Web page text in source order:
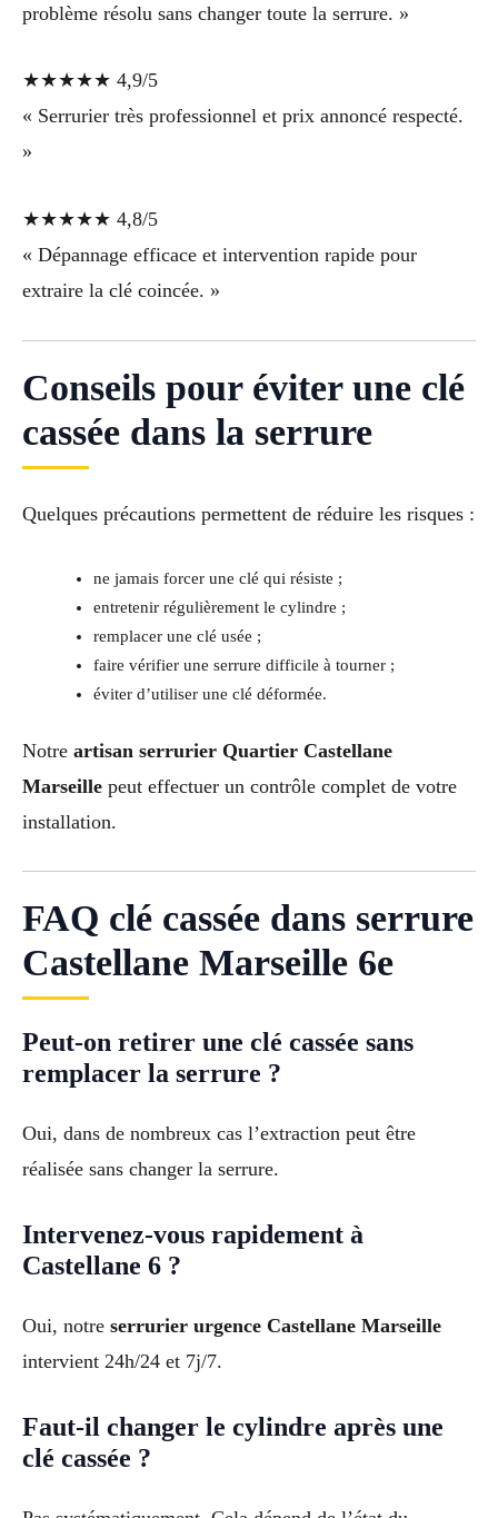
problème résolu sans changer toute la serrure. »
★★★★★ 4,9/5
« Serrurier très professionnel et prix annoncé respecté.
»
★★★★★ 4,8/5
« Dépannage efficace et intervention rapide pour
extraire la clé coincée. »
Conseils pour éviter une clé
cassée dans la serrure
Quelques précautions permettent de réduire les risques :
ne jamais forcer une clé qui résiste ;
entretenir régulièrement le cylindre ;
remplacer une clé usée ;
faire vérifier une serrure difficile à tourner ;
éviter d’utiliser une clé déformée.
Notre artisan serrurier Quartier Castellane
Marseille peut effectuer un contrôle complet de votre
installation.
FAQ clé cassée dans serrure
Castellane Marseille 6e
Peut-on retirer une clé cassée sans
remplacer la serrure ?
Oui, dans de nombreux cas l’extraction peut être
réalisée sans changer la serrure.
Intervenez-vous rapidement à
Castellane 6 ?
Oui, notre serrurier urgence Castellane Marseille
intervient 24h/24 et 7j/7.
Faut-il changer le cylindre après une
clé cassée ?